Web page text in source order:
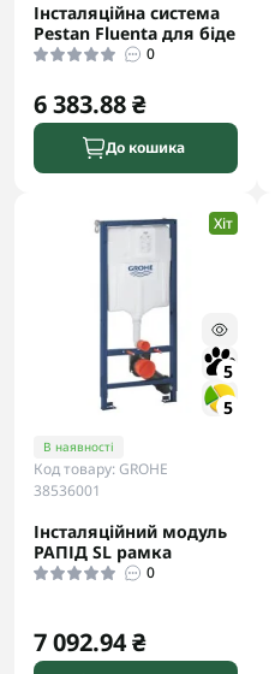
Інсталяційна система
Pestan Fluenta для біде
0
6 383.88 ₴
До кошика
Хіт
5
5
В наявності
Код товару: GROHE
38536001
Інсталяційний модуль
РАПІД SL рамка
0
7 092.94 ₴